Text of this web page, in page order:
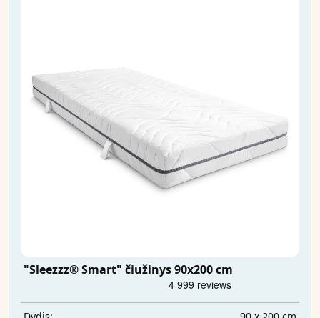
"Sleezzz® Smart" čiužinys 90x200 cm